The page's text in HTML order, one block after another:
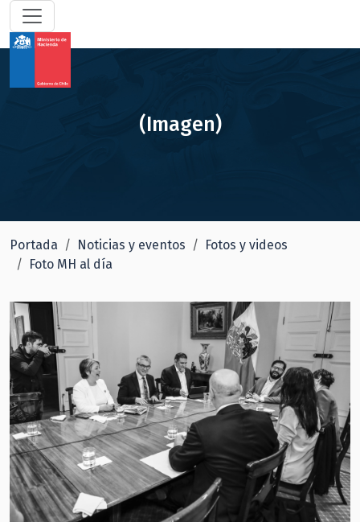
(Imagen)
Portada Noticias y eventos
Fotos y videos
Foto MH al día